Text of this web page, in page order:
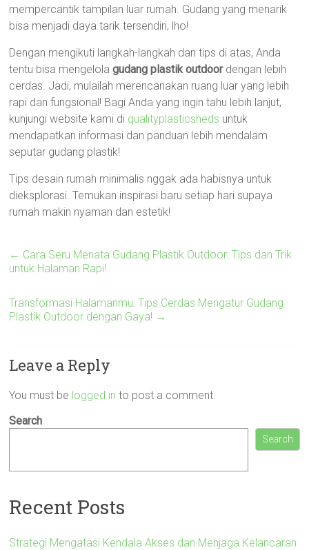
mempercantik tampilan luar rumah. Gudang yang menarik
bisa menjadi daya tarik tersendiri, lho!
Dengan mengikuti langkah-langkah dan tips di atas, Anda
tentu bisa mengelolagudang plastik outdoordengan lebih
cerdas. Jadi, mulailah merencanakan ruang luar yang lebih
rapi dan fungsional! Bagi Anda yang ingin tahu lebih lanjut,
kunjungi website kami di qualityplasticsheds untuk
mendapatkan informasi dan panduan lebih mendalam
seputar gudang plastik!
Tips desain rumah minimalis nggak ada habisnya untuk
dieksplorasi. Temukan inspirasi baru setiap hari supaya
rumah makin nyaman dan estetik!
← Cara Seru Menata Gudang Plastik Outdoor: Tips dan Trik
untuk Halaman Rapi!
Transformasi Halamanmu: Tips Cerdas Mengatur Gudang
Plastik Outdoor dengan Gaya! →
Leave a Reply
You must be logged in to post a comment.
Search
Search
Recent Posts
Strategi Mengatasi Kendala Akses dan Menjaga Kelancaran